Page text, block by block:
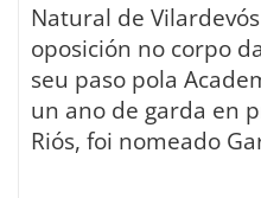
Natural de
oposición no corpo
seu paso pola
un ano de garda en
Riós, foi nomeado